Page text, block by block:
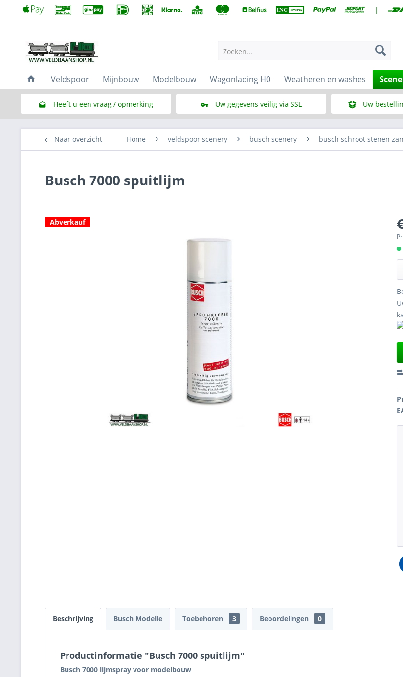
|
Zoeken...
Veldspoor Mijnbouw Modelbouw Wagonlading H0 Weatheren en washes
Heeft u een vraag / opmerking Uw gegevens veilig via SSL Uw
Naar overzicht
Home veldspoor scenery busch scenery busch schroot stenen
Busch 7000 spuitlijm
Abverkauf
Beschrijving Busch Modelle Toebehoren 3 Beoordelingen 0
Productinformatie "Busch 7000 spuitlijm"
Busch 7000 lijmspray voor modelbouw